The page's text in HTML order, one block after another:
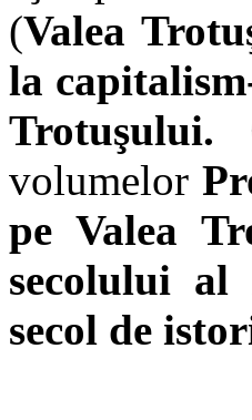
(Valea
la
volumelor
pe Valea
secolului
secol de